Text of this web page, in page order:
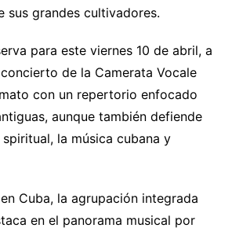
sus grandes cultivadores.
para este viernes 10 de abril, a
de la Camerata Vocale
con un repertorio enfocado
aunque también defiende
la música cubana y
Cuba, la agrupación integrada
en el panorama musical por